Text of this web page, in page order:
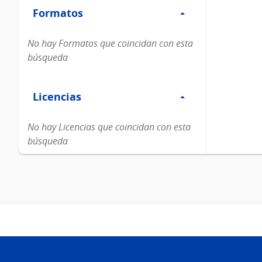
Formatos
Formatos
No hay Formatos que coincidan con esta
búsqueda
Licencias
Licencias
No hay Licencias que coincidan con esta
búsqueda